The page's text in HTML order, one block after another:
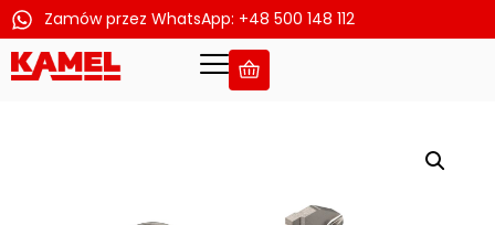
Przejdź
Zamów przez WhatsApp: +48 500 148 112